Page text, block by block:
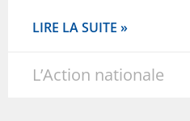
LIRE LA SUITE »
L’Action nationale